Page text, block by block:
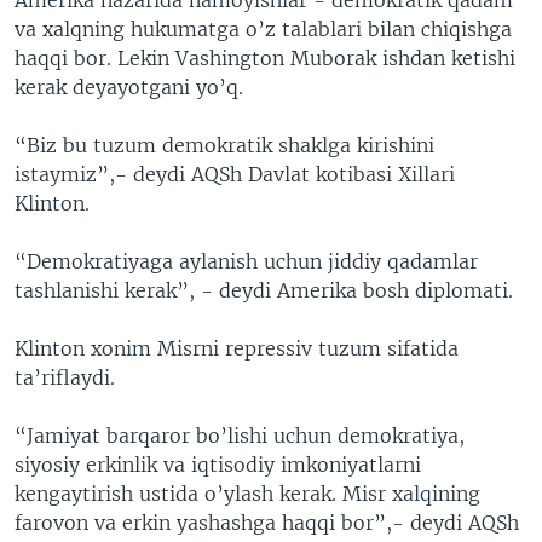
va xalqning hukumatga o’z talablari bilan chiqishga
haqqi bor. Lekin Vashington Muborak ishdan ketishi
kerak deyayotgani yo’q.
“Biz bu tuzum demokratik shaklga kirishini
istaymiz”,- deydi AQSh Davlat kotibasi Xillari
Klinton.
“Demokratiyaga aylanish uchun jiddiy qadamlar
tashlanishi kerak”, - deydi Amerika bosh diplomati.
Klinton xonim Misrni repressiv tuzum sifatida
ta’riflaydi.
“Jamiyat barqaror bo’lishi uchun demokratiya,
siyosiy erkinlik va iqtisodiy imkoniyatlarni
kengaytirish ustida o’ylash kerak. Misr xalqining
farovon va erkin yashashga haqqi bor”,- deydi AQSh